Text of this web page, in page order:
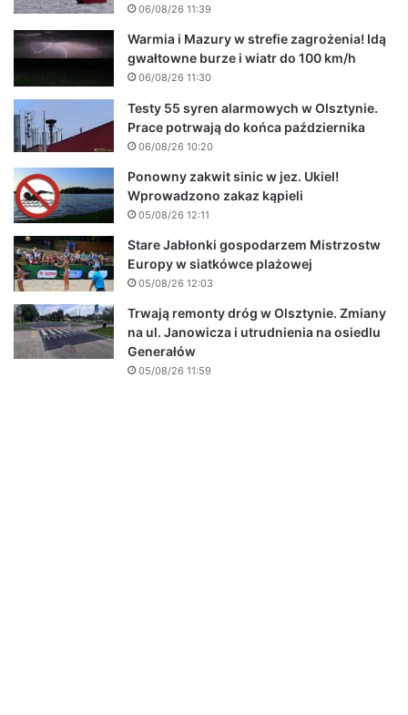
06/08/26 11:39
Warmia i Mazury w strefie zagrożenia! Idą
gwałtowne burze i wiatr do 100 km/h
06/08/26 11:30
Testy 55 syren alarmowych w Olsztynie.
Prace potrwają do końca października
06/08/26 10:20
Ponowny zakwit sinic w jez. Ukiel!
Wprowadzono zakaz kąpieli
05/08/26 12:11
Stare Jabłonki gospodarzem Mistrzostw
Europy w siatkówce plażowej
05/08/26 12:03
Trwają remonty dróg w Olsztynie. Zmiany
na ul. Janowicza i utrudnienia na osiedlu
Generałów
05/08/26 11:59